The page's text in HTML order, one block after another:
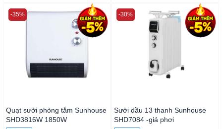
Quạt sưởi phòng tắm Sunhouse
SHD3816W 1850W
-35%
Sưởi dầu 13 thanh Sunhouse
SHD7084 -giá phơi
-30%